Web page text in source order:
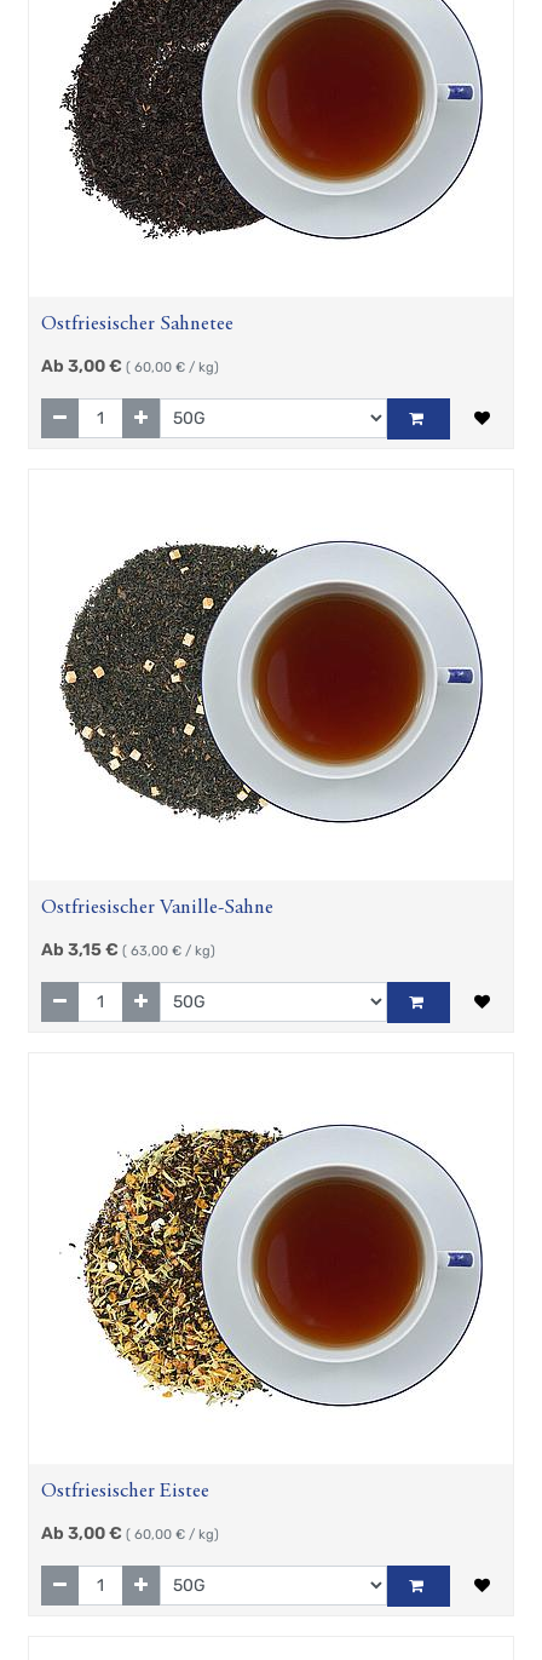
Ostfriesischer Sahnetee
Ab 3,00€ ( 60,00 € / kg)
Ostfriesischer Vanille-Sahne
Ab 3,15€ ( 63,00 € / kg)
Ostfriesischer Eistee
Ab 3,00€ ( 60,00 € / kg)